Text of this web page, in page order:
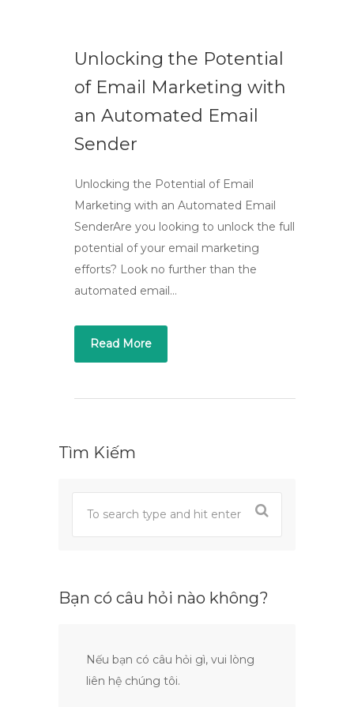
Unlocking the Potential
of Email Marketing with
an Automated Email
Sender
Unlocking the Potential of Email
Marketing with an Automated Email
SenderAre you looking to unlock the full
potential of your email marketing
efforts? Look no further than the
automated email…
Read More
Tìm Kiếm
Bạn có câu hỏi nào không?
Nếu bạn có câu hỏi gì, vui lòng
liên hệ chúng tôi.